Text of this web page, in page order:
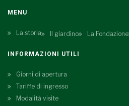
MENU
La storia Il giardino La Fondazione
INFORMAZIONI UTILI
Giorni di apertura
Tariffe di ingresso
Modalità visite